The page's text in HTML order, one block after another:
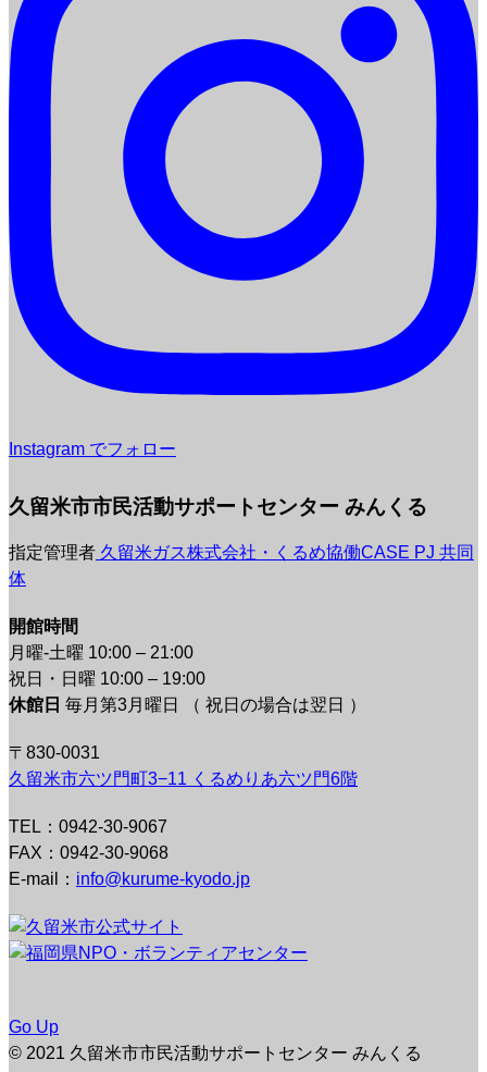
Instagram でフォロー
久留米市市民活動サポートセンター みんくる
指定管理者 久留米ガス株式会社・くるめ協働CASE PJ 共同
体
開館時間
月曜-土曜 10:00 – 21:00
祝日・日曜 10:00 – 19:00
休館日 毎月第3月曜日 （ 祝日の場合は翌日 ）
〒830-0031
久留米市六ツ門町3−11 くるめりあ六ツ門6階
TEL：0942-30-9067
FAX：0942-30-9068
E-mail： info@kurume-kyodo.jp
Go Up
© 2021 久留米市市民活動サポートセンター みんくる